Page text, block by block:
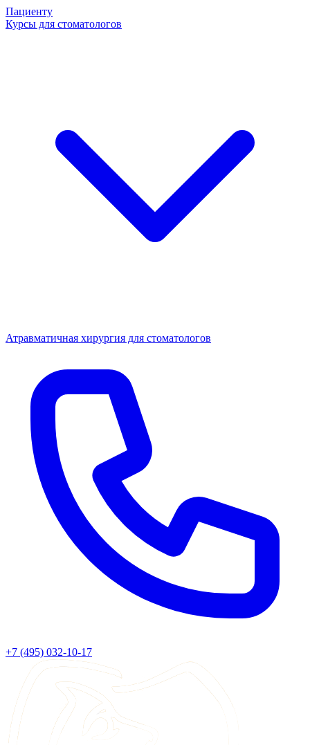
Пациенту
Курсы для стоматологов
Атравматичная хирургия для стоматологов
+7 (495) 032-10-17